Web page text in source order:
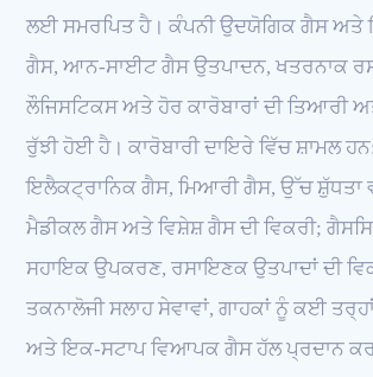
ਲਈ ਸਮਰਪਿਤ ਹੈ। ਕੰਪਨੀ ਉਦਯੋਗਿਕ ਗੈਸ ਅਤੇ
ਗੈਸ, ਆਨ-ਸਾਈਟ ਗੈਸ ਉਤਪਾਦਨ, ਖਤਰਨਾਕ
ਲੌਜਿਸਟਿਕਸ ਅਤੇ ਹੋਰ ਕਾਰੋਬਾਰਾਂ ਦੀ ਤਿਆਰੀ
ਰੁੱਝੀ ਹੋਈ ਹੈ। ਕਾਰੋਬਾਰੀ ਦਾਇਰੇ ਵਿੱਚ ਸ਼ਾਮਲ
ਇਲੈਕਟ੍ਰਾਨਿਕ ਗੈਸ, ਮਿਆਰੀ ਗੈਸ, ਉੱਚ ਸ਼ੁੱਧਤਾ
ਮੈਡੀਕਲ ਗੈਸ ਅਤੇ ਵਿਸ਼ੇਸ਼ ਗੈਸ ਦੀ ਵਿਕਰੀ;
ਸਹਾਇਕ ਉਪਕਰਣ, ਰਸਾਇਣਕ ਉਤਪਾਦਾਂ ਦੀ
ਤਕਨਾਲੋਜੀ ਸਲਾਹ ਸੇਵਾਵਾਂ, ਗਾਹਕਾਂ ਨੂੰ ਕਈ
ਅਤੇ ਇਕ-ਸਟਾਪ ਵਿਆਪਕ ਗੈਸ ਹੱਲ ਪ੍ਰਦਾਨ